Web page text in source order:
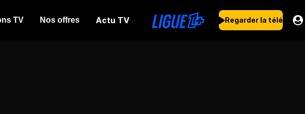
TV Nos offres Actu TV Regarder la télé